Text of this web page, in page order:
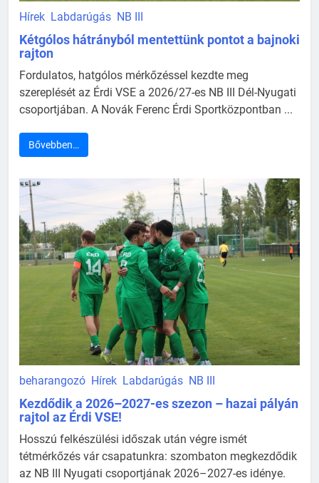
Hírek Labdarúgás NB III
Kétgólos hátrányból mentettünk pontot a bajnoki
rajton
Fordulatos, hatgólos mérkőzéssel kezdte meg
szereplését az Érdi VSE a 2026/27-es NB III Dél-Nyugati
csoportjában. A Novák Ferenc Érdi Sportközpontban ...
Bővebben…
beharangozó Hírek Labdarúgás NB III
Kezdődik a 2026–2027-es szezon – hazai pályán
rajtol az Érdi VSE!
Hosszú felkészülési időszak után végre ismét
tétmérkőzés vár csapatunkra: szombaton megkezdődik
az NB III Nyugati csoportjának 2026–2027-es idénye.